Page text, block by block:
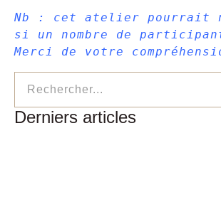
Nb : cet atelier pourrait
si un nombre de
Merci de votre
Derniers articles